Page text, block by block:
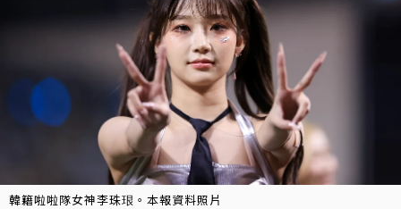
韓籍啦啦隊女神李珠珢。本報資料照片